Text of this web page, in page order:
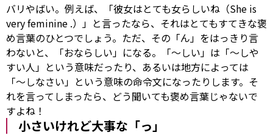
バリやばい。例えば、「彼女はとても女らしいね（She is
veryfeminine .）」と言ったなら、それはとてもすてきな褒
め言葉のひとつでしょう。ただ、その「ん」をはっきり言
わないと、「おならしい」になる。「～しい」は「～しや
すい人」という意味だったり、あるいは地方によっては
「～しなさい」という意味の命令文になったりします。そ
れを言ってしまったら、どう聞いても褒め言葉じゃないで
すよね！
小さいけれど大事な「っ」